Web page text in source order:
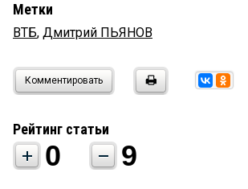
Метки
ВТБ, Дмитрий ПЬЯНОВ
Комментировать
Рейтинг статьи
0 9